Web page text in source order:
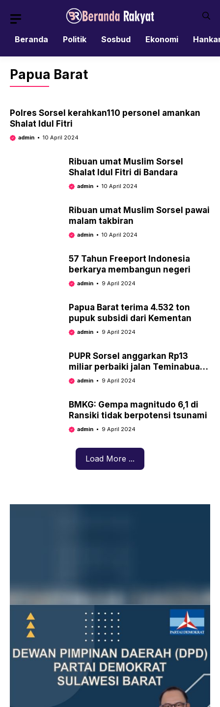
Beranda
Politik Sosbud Ekonomi
Papua Barat
Polres Sorsel kerahkan110 personel amankan
Shalat Idul Fitri
admin 10 April 2024
Ribuan umat Muslim Sorsel
Shalat Idul Fitri di Bandara
admin 10 April 2024
Ribuan umat Muslim Sorsel pawai
malam takbiran
admin 10 April 2024
57 Tahun Freeport Indonesia
berkarya membangun negeri
admin 9 April 2024
Papua Barat terima 4.532 ton
pupuk subsidi dari Kementan
admin 9 April 2024
PUPR Sorsel anggarkan Rp13
miliar perbaiki jalan Teminabuan-
kantor bupati
admin 9 April 2024
BMKG: Gempa magnitudo 6,1 di
Ransiki tidak berpotensi tsunami
admin 9 April 2024
Load More ...